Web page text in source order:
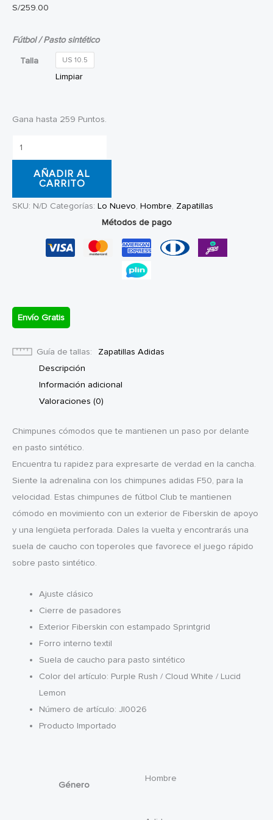
S/259.00
Fútbol / Pasto sintético
Talla
US 10.5
Limpiar
Gana hasta 259 Puntos.
Zapatillas
Adidas
Chimpunes
Lemon
AÑADIR AL
CARRITO
SKU: N/D Categorías: Lo Nuevo, Hombre, Zapatillas
Métodos de pago
Envío Gratis
Guía de tallas
Zapatillas Adidas
Descripción
Información adicional
Valoraciones (0)
Chimpunes cómodos que te mantienen un paso por delante
en pasto sintético.
Encuentra tu rapidez para expresarte de verdad en la cancha.
Siente la adrenalina con los chimpunes adidas F50, para la
velocidad. Estas chimpunes de fútbol Club te mantienen
cómodo en movimiento con un exterior de Fiberskin de apoyo
y una lengüeta perforada. Dales la vuelta y encontrarás una
suela de caucho con toperoles que favorece el juego rápido
sobre pasto sintético.
Ajuste clásico
Cierre de pasadores
Exterior Fiberskin con estampado Sprintgrid
Forro interno textil
Suela de caucho para pasto sintético
Color del artículo: Purple Rush / Cloud White / Lucid
Lemon
Número de artículo: JI0026
Producto Importado
Género
Hombre